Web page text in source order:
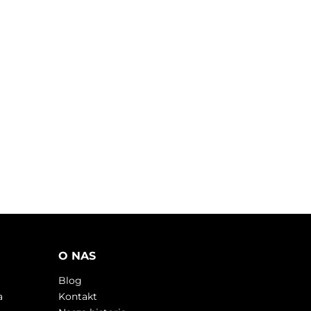
O NAS
Blog
Kontakt